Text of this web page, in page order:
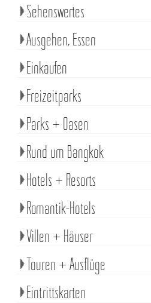
Sehenswertes
Ausgehen, Essen
Einkaufen
Freizeitparks
Parks + Oasen
Rund um Bangkok
Hotels + Resorts
Romantik-Hotels
Villen + Häuser
Touren + Ausflüge
Eintrittskarten